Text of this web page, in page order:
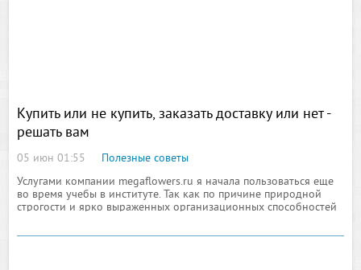
Купить или не купить, заказать доставку или нет -
решать вам
05 июн 01:55
Полезные советы
Услугами компании megaflowers.ru я начала пользоваться еще
во время учебы в институте. Так как по причине природной
строгости и ярко выраженных организационных способностей
старосты, я привыкла решать разнообразные